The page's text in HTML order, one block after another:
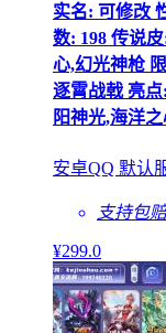
实名: 可修改
数: 198 传说
心,幻光神枪
逐霄战戟 亮
阳神光,海洋
安卓QQ 默认
支持包赔
¥299.0